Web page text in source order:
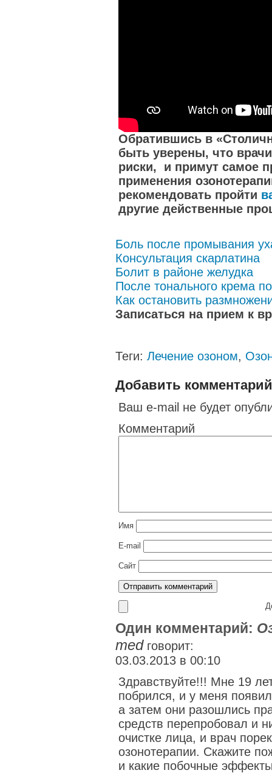
Обратившись в
быть уверены, что
риски, и примут самое
применения
рекомендовать пройти
другие действенные
Боль после промывания
Консультация скарлатина
Болит в районе желудка
После тонального крема
Как остановить
Записаться на прием к
Теги: Лечение озоном,
Добавить комментарий
Ваш e-mail не будет
Комментарий
Имя
E-mail
Сайт
Один комментарий:
med говорит:
03.03.2013 в 00:10
Здравствуйте!!! Мне 19
побрился, и у меня
а затем они разошлись
средств перепробовал и
очистке лица, и врач
озонотерапии. Скажите
и какие побочные